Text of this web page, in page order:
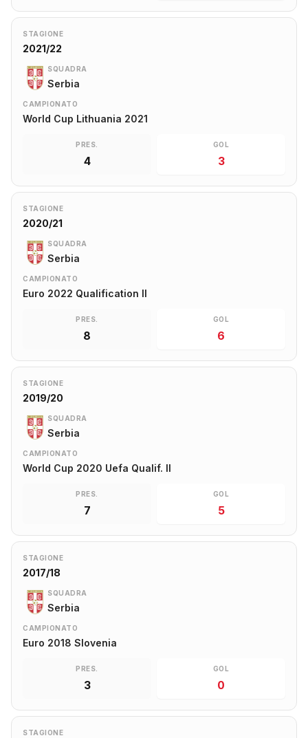
STAGIONE
2021/22
SQUADRA
Serbia
CAMPIONATO
World Cup Lithuania 2021
PRES.
4
GOL
3
STAGIONE
2020/21
SQUADRA
Serbia
CAMPIONATO
Euro 2022 Qualification II
PRES.
8
GOL
6
STAGIONE
2019/20
SQUADRA
Serbia
CAMPIONATO
World Cup 2020 Uefa Qualif. II
PRES.
7
GOL
5
STAGIONE
2017/18
SQUADRA
Serbia
CAMPIONATO
Euro 2018 Slovenia
PRES.
3
GOL
0
STAGIONE